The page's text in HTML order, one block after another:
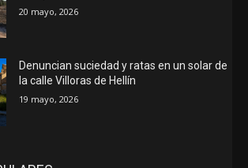
20 mayo, 2026
Denuncian suciedad y ratas en un solar de
la calle Villoras de Hellín
19 mayo, 2026